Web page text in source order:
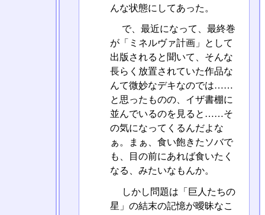
んな状態にしてあった。
で、最近になって、最終巻
が「ミネルヴァ計画」として
出版されると聞いて、そんな
長らく放置されていた作品な
んて微妙なデキなのでは……
と思ったものの、イザ書棚に
並んでいるのを見ると……そ
の気になってくるんだよな
ぁ。まぁ、食い飽きたソバで
も、目の前にあれば食いたく
なる、みたいなもんか。
しかし問題は「巨人たちの
星」の結末の記憶が曖昧なこ